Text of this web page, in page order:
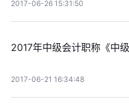
2017-06-26 15:31:50
2017年中级会计职称《中
2017-06-21 16:34:48